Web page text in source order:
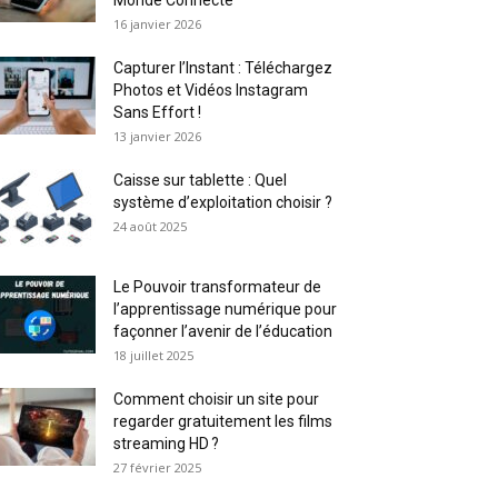
16 janvier 2026
Capturer l’Instant : Téléchargez
Photos et Vidéos Instagram
Sans Effort !
13 janvier 2026
Caisse sur tablette : Quel
système d’exploitation choisir ?
24 août 2025
Le Pouvoir transformateur de
l’apprentissage numérique pour
façonner l’avenir de l’éducation
18 juillet 2025
Comment choisir un site pour
regarder gratuitement les films
streaming HD ?
27 février 2025